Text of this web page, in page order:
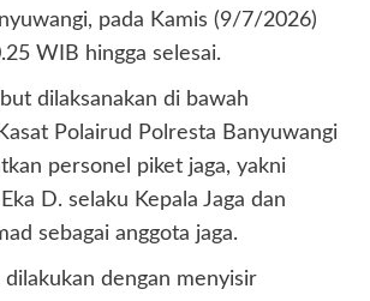
pada Kamis (9/7/2026)
WIB hingga selesai.
dilaksanakan di bawah
Polairud Polresta Banyuwangi
personel piket jaga, yakni
D. selaku Kepala Jaga dan
sebagai anggota jaga.
dilakukan dengan menyisir